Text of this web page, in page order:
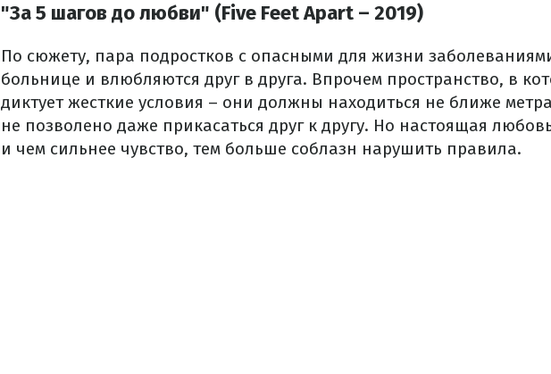
"За 5 шагов до любви" (Five Feet Apart – 2019)
По сюжету, пара подростков с опасными для жизни
больнице и влюбляются друг в друга. Впрочем пространство, в
диктует жесткие условия – они должны находиться не ближе
не позволено даже прикасаться друг к другу. Но настоящая
и чем сильнее чувство, тем больше соблазн нарушить правила.